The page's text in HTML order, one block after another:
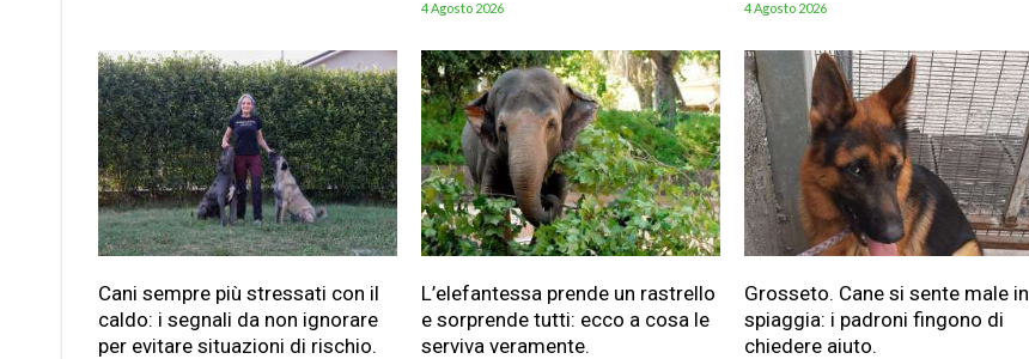
4 Agosto 2026 4 Agosto 2026
Cani sempre più stressati con il
caldo: i segnali da non ignorare
per evitare situazioni di rischio.
L’elefantessa prende un rastrello
e sorprende tutti: ecco a cosa le
serviva veramente.
Grosseto. Cane si sente male in
spiaggia: i padroni fingono di
chiedere aiuto.